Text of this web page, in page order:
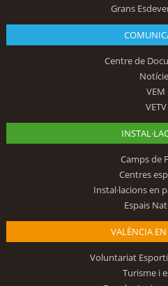
Grans
Centre de
VEM
VETV
Camps de
Centres
Instal·lacions en
Espais
VALÈNCIA
Voluntariat
Turisme i